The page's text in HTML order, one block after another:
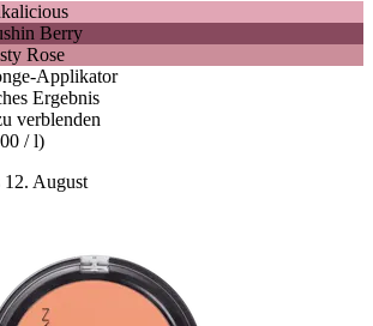
Berry
Rose
Applikator
Ergebnis
verblenden
/ l)
12. August